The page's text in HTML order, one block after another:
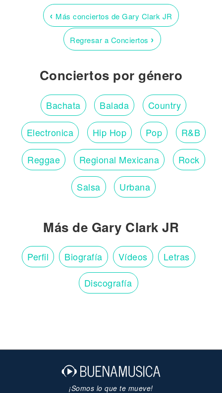
‹ Más conciertos de Gary Clark JR
Regresar a Conciertos ›
Conciertos por género
Bachata Balada Country
Electronica Hip Hop Pop R&B
Reggae Regional Mexicana Rock
Salsa Urbana
Más de Gary Clark JR
Perfil Biografía Vídeos Letras
Discografía
¡Somos lo que te mueve!